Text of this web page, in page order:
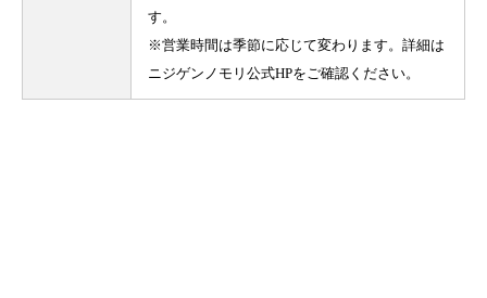
す。
※営業時間は季節に応じて変わります。詳細は
ニジゲンノモリ公式HPをご確認ください。